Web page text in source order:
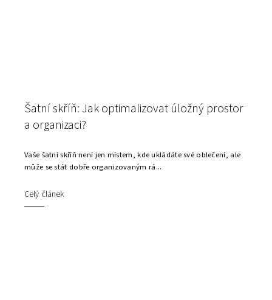
Šatní skříň: Jak optimalizovat úložný prostor
a organizaci?
Vaše šatní skříň není jen místem, kde ukládáte své oblečení, ale
může se stát dobře organizovaným rá...
Celý článek